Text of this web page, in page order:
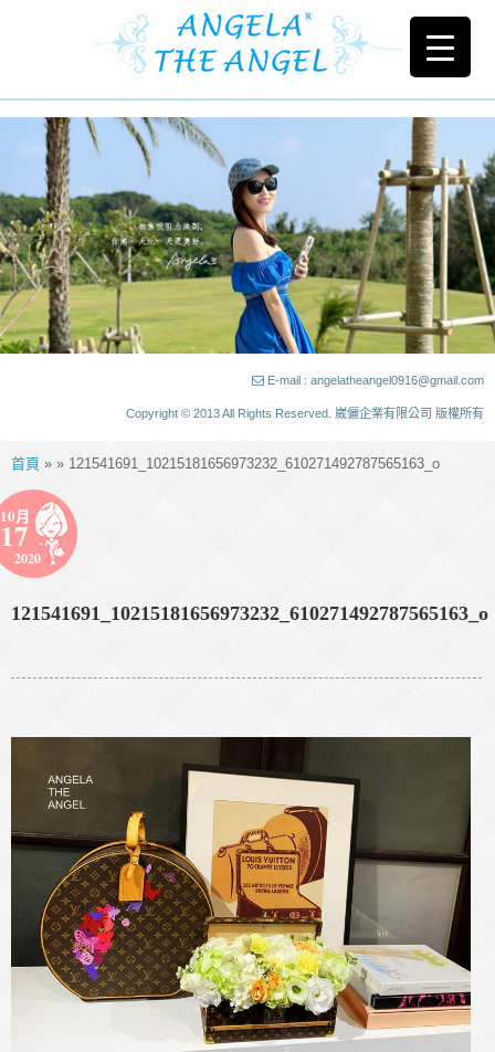
E-mail : angelatheangel0916@gmail.com
Copyright © 2013 All Rights Reserved. 崴儷企業有限公司 版權所有
首頁 » » 121541691_10215181656973232_610271492787565163_o
10月
17
2020
121541691_10215181656973232_610271492787565163_o